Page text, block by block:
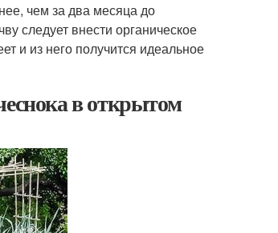
чем за два месяца до
следует внести органическое
и из него получится идеальное
в открытом